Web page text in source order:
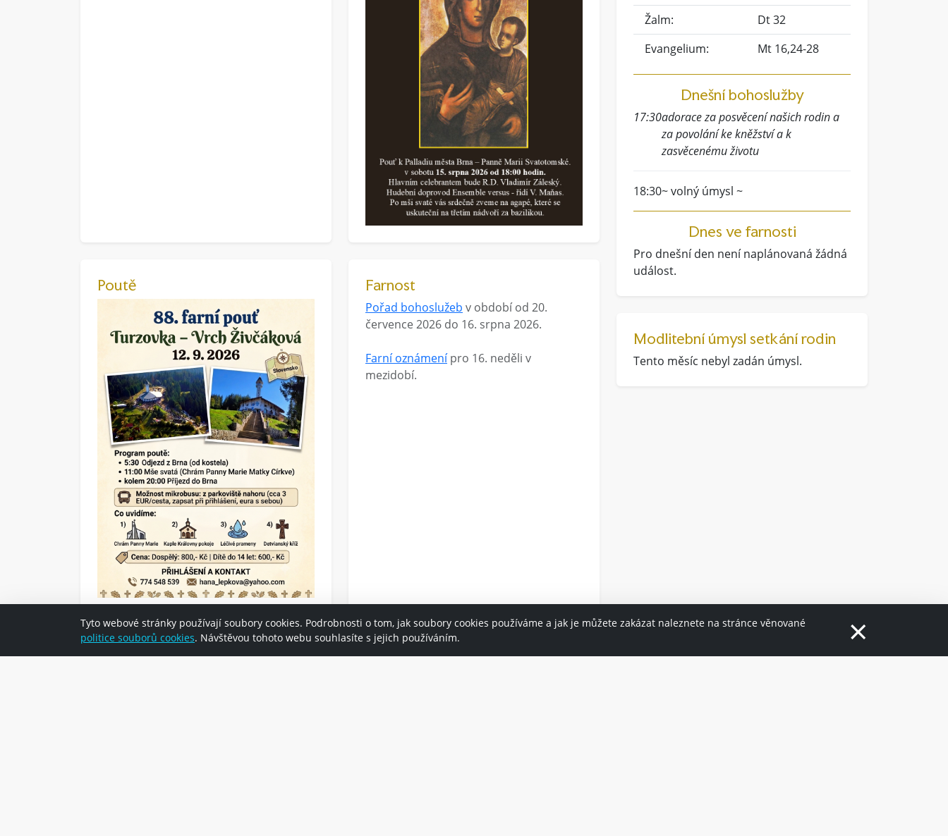
Poutě Farnost
Pořad bohoslužeb v období od 20.
července 2026 do 16. srpna 2026.
Farní oznámenípro 16. neděli v
mezidobí.
Farnost Katecheze Dobrého Pastýře
Žalm:
Dt 32
Evangelium:
Mt 16,24-28
Dnešní bohoslužby
17:30adorace za posvěcení našich rodin a
za povolání ke kněžství a k
zasvěcenému životu
18:30~ volný úmysl ~
Dnes ve farnosti
Pro dnešní den není naplánovaná žádná
událost.
Modlitební úmysl setkání rodin
Tento měsíc nebyl zadán úmysl.
Tyto webové stránky používají soubory cookies. Podrobnosti o tom, jak soubory cookies používáme a jak je můžete zakázat naleznete na stránce věnované
politice souborů cookies. Návštěvou tohoto webu souhlasíte s jejich používáním. ×